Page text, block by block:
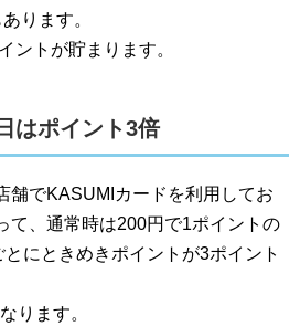
ります。
ントが貯まります。
はポイント3倍
舗でKASUMIカードを利用してお
て、通常時は200円で1ポイントの
にときめきポイントが3ポイント
ります。